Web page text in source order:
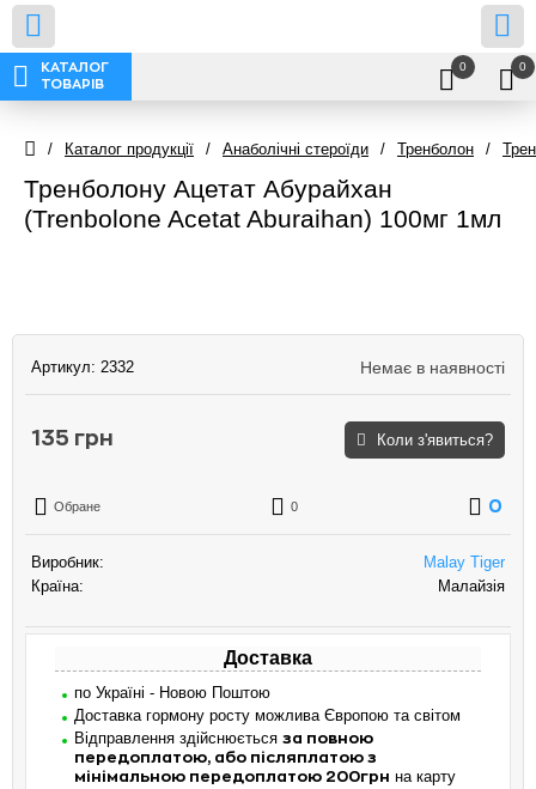
КАТАЛОГ
ТОВАРІВ
0 0
/ Каталог продукції / Анаболічні стероїди / Тренболон /
Тренболону Ацетат Абурайхан
(Trenbolone Acetat Aburaihan) 100мг 1мл
Артикул: 2332 Немає в наявності
135 грн Коли з'явиться?
Обране 0 0
Виробник:
Malay Tiger
Країна:
Малайзія
Доставка
по Україні - Новою Поштою
Доставка гормону росту можлива Європою та світом
Відправлення здійснюється за повною
передоплатою, або післяплатою з
мінімальною передоплатою 200грн на карту